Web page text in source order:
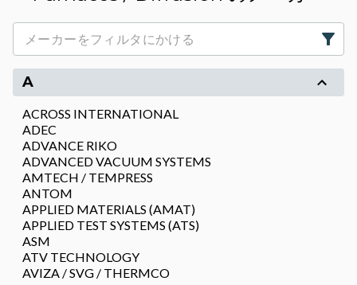
A
ACROSS INTERNATIONAL
ADEC
ADVANCE RIKO
ADVANCED VACUUM SYSTEMS
AMTECH / TEMPRESS
ANTOM
APPLIED MATERIALS (AMAT)
APPLIED TEST SYSTEMS (ATS)
ASM
ATV TECHNOLOGY
AVIZA / SVG / THERMCO